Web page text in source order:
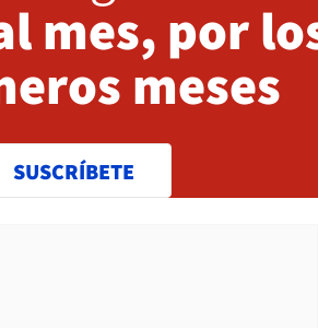
mes, por
meses
SUSCRÍBETE